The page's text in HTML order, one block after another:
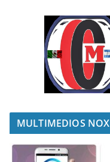
MULTIMEDIOS NOX